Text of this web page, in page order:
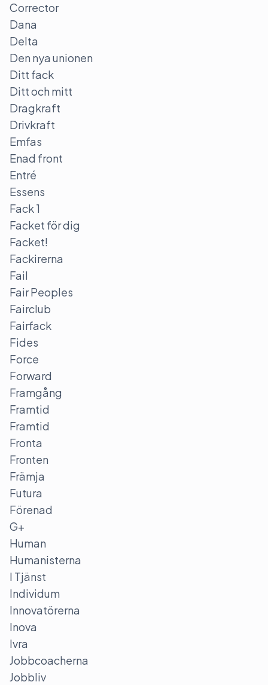
Corrector
Dana
Delta
Den nya unionen
Ditt fack
Ditt och mitt
Dragkraft
Drivkraft
Emfas
Enad front
Entré
Essens
Fack 1
Facket för dig
Facket!
Fackirerna
Fail
Fair Peoples
Fairclub
Fairfack
Fides
Force
Forward
Framgång
Framtid
Framtid
Fronta
Fronten
Främja
Futura
Förenad
G+
Human
Humanisterna
I Tjänst
Individum
Innovatörerna
Inova
Ivra
Jobbcoacherna
Jobbliv